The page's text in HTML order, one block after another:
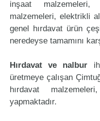
inşaat malzemeleri,
malzemeleri, elektrikli
genel hırdavat ürün
neredeyse tamamını
Hırdavat ve nalbur
üretmeye çalışan
hırdavat
yapmaktadır.